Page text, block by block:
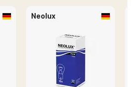
Neolux